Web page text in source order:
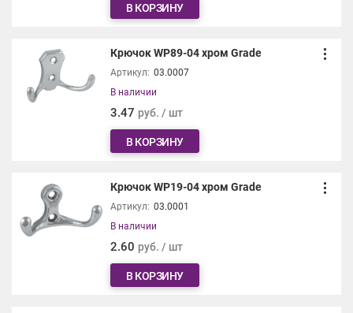
В КОРЗИНУ
Крючок WP89-04 хром Grade
Артикул: 03.0007
В наличии
3.47 руб. / шт
В КОРЗИНУ
Крючок WP19-04 хром Grade
Артикул: 03.0001
В наличии
2.60 руб. / шт
В КОРЗИНУ